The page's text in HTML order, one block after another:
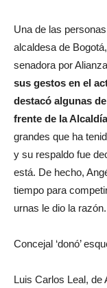
Una de las
alcaldesa de
senadora por
sus gestos en el
destacó algunas
frente de la
grandes que ha
y su respaldo fue
está. De hecho,
tiempo para
urnas le dio la razón.
Concejal ‘donó’
Luis Carlos Leal, de